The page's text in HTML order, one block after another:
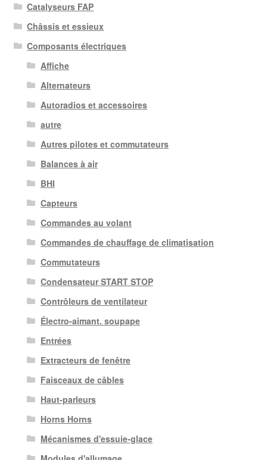
Catalyseurs FAP
Châssis et essieux
Composants électriques
Affiche
Alternateurs
Autoradios et accessoires
autre
Autres pilotes et commutateurs
Balances à air
BHI
Capteurs
Commandes au volant
Commandes de chauffage de climatisation
Commutateurs
Condensateur START STOP
Contrôleurs de ventilateur
Électro-aimant. soupape
Entrées
Extracteurs de fenêtre
Faisceaux de câbles
Haut-parleurs
Horns Horns
Mécanismes d'essuie-glace